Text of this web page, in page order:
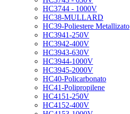
HC3744 - 1000V
HC38-MULLARD
HC39-Poliestere Metallizato
HC3941-250V
HC3942-400V
HC3943-630V
HC3944-1000V
HC3945-2000V
HC40-Policarbonato
HC41-Polipropilene
HC4151-250V
HC4152-400V